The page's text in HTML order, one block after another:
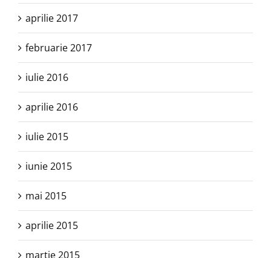
aprilie 2017
februarie 2017
iulie 2016
aprilie 2016
iulie 2015
iunie 2015
mai 2015
aprilie 2015
martie 2015